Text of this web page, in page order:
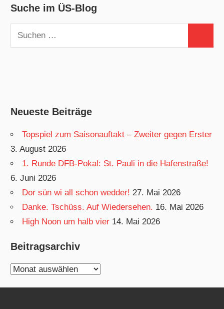
Suche im ÜS-Blog
Suchen
nach:
Neueste Beiträge
Topspiel zum Saisonauftakt – Zweiter gegen Erster
3. August 2026
1. Runde DFB-Pokal: St. Pauli in die Hafenstraße!
6. Juni 2026
Dor sün wi all schon wedder! 27. Mai 2026
Danke. Tschüss. Auf Wiedersehen. 16. Mai 2026
High Noon um halb vier 14. Mai 2026
Beitragsarchiv
Beitragsarchiv